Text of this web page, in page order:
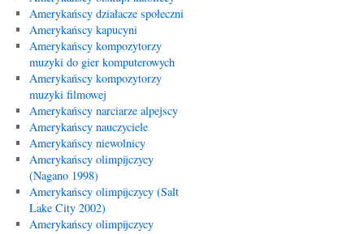
Amerykańscy działacze społeczni
Amerykańscy kapucyni
Amerykańscy kompozytorzy
muzyki do gier komputerowych
Amerykańscy kompozytorzy
muzyki filmowej
Amerykańscy narciarze alpejscy
Amerykańscy nauczyciele
Amerykańscy niewolnicy
Amerykańscy olimpijczycy
(Nagano 1998)
Amerykańscy olimpijczycy (Salt
Lake City 2002)
Amerykańscy olimpijczycy